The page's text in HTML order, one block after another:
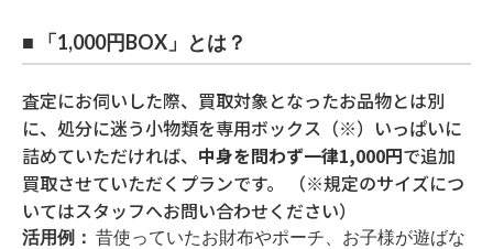
■ 「1,000円BOX」とは？
査定にお伺いした際、買取対象となったお品物とは別
に、処分に迷う小物類を専用ボックス（※）いっぱいに
詰めていただければ、 中身を問わず一律1,000円で追加
買取させていただくプランです。 （※規定のサイズにつ
いてはスタッフへお問い合わせください）
活用例： 昔使っていたお財布やポーチ、お子様が遊ばな